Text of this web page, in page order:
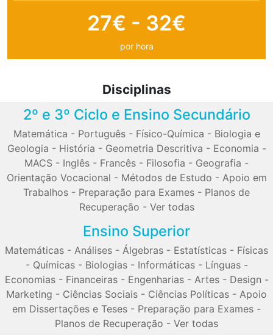
27€ - 32€
por hora
Disciplinas
2º e 3º Ciclo e Ensino Secundário
Matemática - Português- Físico-Química - Biologia e
Geologia - História - Geometria Descritiva - Economia -
MACS - Inglês - Francês - Filosofia - Geografia -
Orientação Vocacional - Métodos de Estudo - Apoio em
Trabalhos - Preparação para Exames - Planos de
Recuperação - Ver todas
Ensino Superior
Matemáticas - Análises - Álgebras - Estatísticas - Físicas
- Químicas- Biologias- Informáticas- Línguas-
Economias- Financeiras- Engenharias- Artes- Design -
Marketing - Ciências Sociais - Ciências Políticas - Apoio
em Dissertações e Teses - Preparação para Exames -
Planos de Recuperação - Ver todas